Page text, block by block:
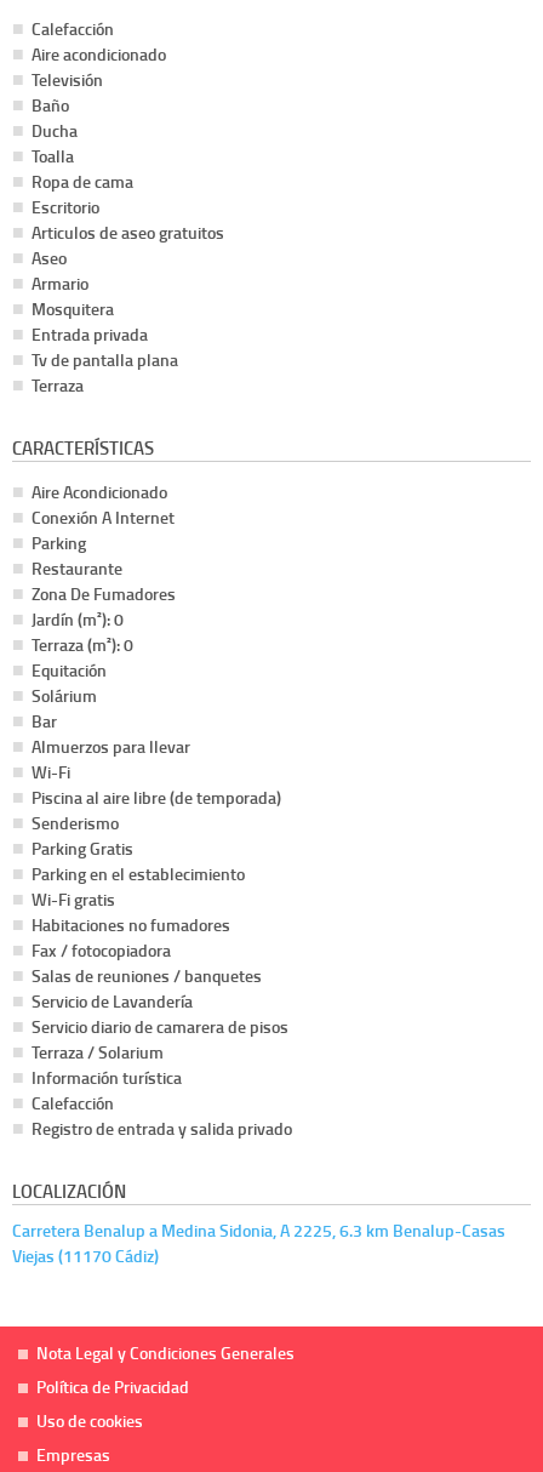
Calefacción
Aire acondicionado
Televisión
Baño
Ducha
Toalla
Ropa de cama
Escritorio
Articulos de aseo gratuitos
Aseo
Armario
Mosquitera
Entrada privada
Tv de pantalla plana
Terraza
CARACTERÍSTICAS
Aire Acondicionado
Conexión A Internet
Parking
Restaurante
Zona De Fumadores
Jardín (m²): 0
Terraza (m²): 0
Equitación
Solárium
Bar
Almuerzos para llevar
Wi-Fi
Piscina al aire libre (de temporada)
Senderismo
Parking Gratis
Parking en el establecimiento
Wi-Fi gratis
Habitaciones no fumadores
Fax / fotocopiadora
Salas de reuniones / banquetes
Servicio de Lavandería
Servicio diario de camarera de pisos
Terraza / Solarium
Información turística
Calefacción
Registro de entrada y salida privado
LOCALIZACIÓN
Carretera Benalup a Medina Sidonia, A 2225, 6.3 km Benalup-Casas
Viejas (11170 Cádiz)
Nota Legal y Condiciones Generales
Política de Privacidad
Uso de cookies
Empresas